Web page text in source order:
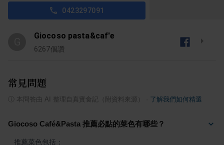
0423297091
Giocoso pasta&caf'e
6267個讚
常見問題
本問答由 AI 整理自真實食記（附資料來源） 了解我們如何精選
Giocoso Café&Pasta 推薦必點的菜色有哪些？